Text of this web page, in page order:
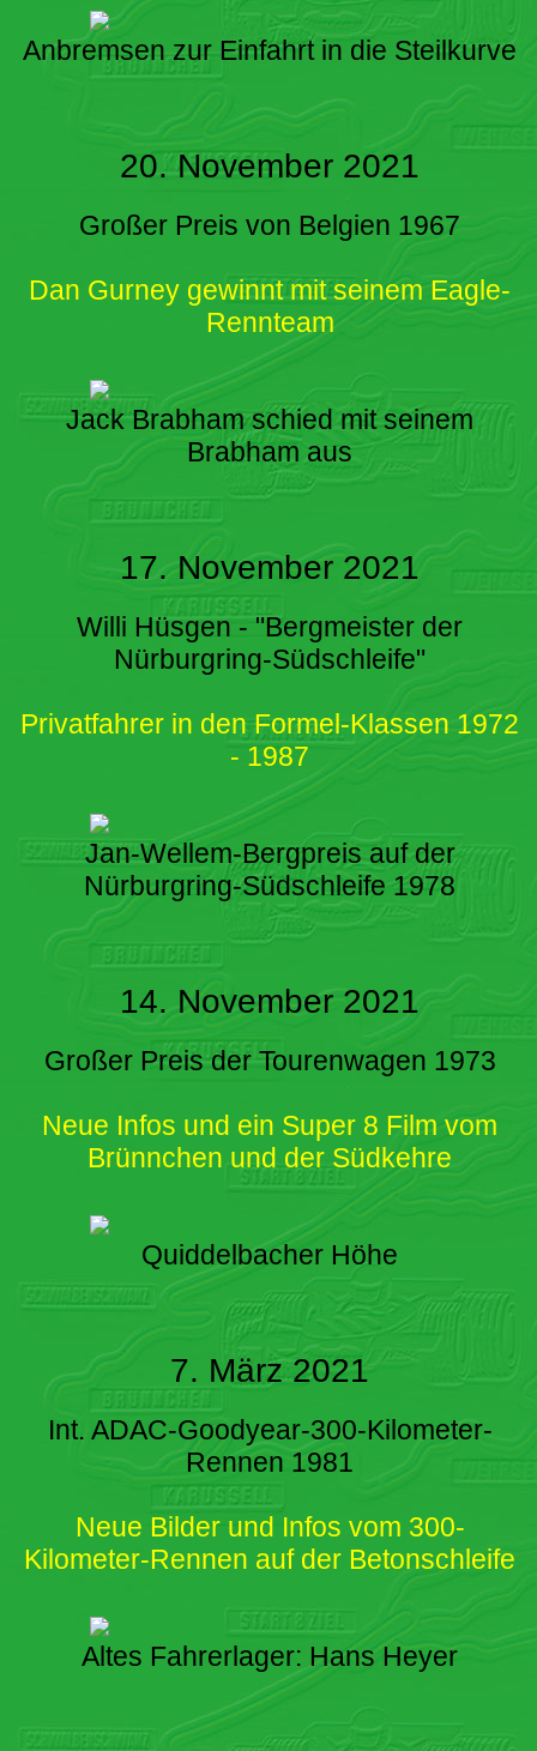
Anbremsen zur Einfahrt in die Steilkurve
20. November 2021
Großer Preis von Belgien 1967
Dan Gurney gewinnt mit seinem Eagle-
Rennteam
Jack Brabham schied mit seinem
Brabham aus
17. November 2021
Willi Hüsgen - "Bergmeister der
Nürburgring-Südschleife"
Privatfahrer in den Formel-Klassen 1972
- 1987
Jan-Wellem-Bergpreis auf der
Nürburgring-Südschleife 1978
14. November 2021
Großer Preis der Tourenwagen 1973
Neue Infos und ein Super 8 Film vom
Brünnchen und der Südkehre
Quiddelbacher Höhe
7. März 2021
Int. ADAC-Goodyear-300-Kilometer-
Rennen 1981
Neue Bilder und Infos vom 300-
Kilometer-Rennen auf der Betonschleife
Altes Fahrerlager: Hans Heyer